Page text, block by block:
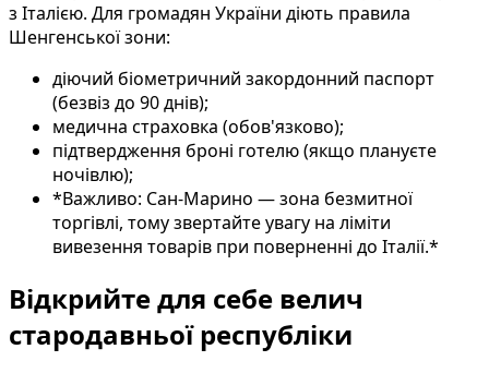
з Італією. Для громадян України діють правила
Шенгенської зони:
діючий біометричний закордонний паспорт
(безвіз до 90 днів);
медична страховка (обов'язково);
підтвердження броні готелю (якщо плануєте
ночівлю);
*Важливо: Сан-Марино — зона безмитної
торгівлі, тому звертайте увагу на ліміти
вивезення товарів при поверненні до Італії.*
Відкрийте для себе велич
стародавньої республіки